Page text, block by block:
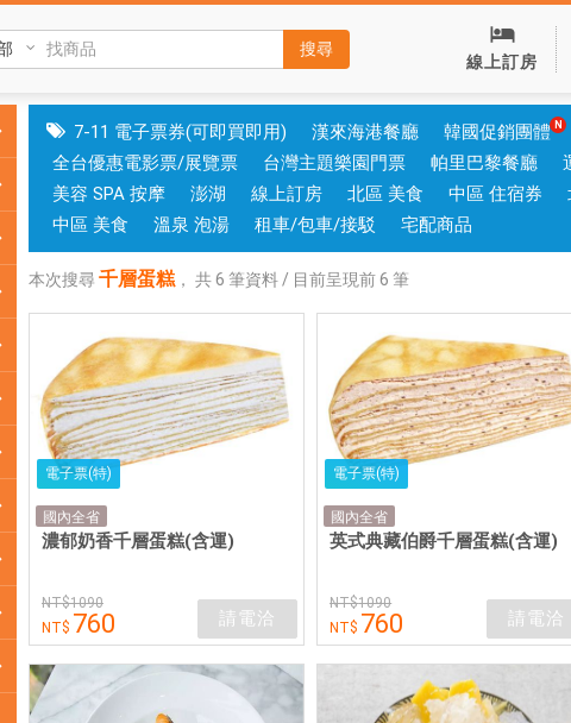
搜尋
線上訂房
7-11 電子票券(可即買即用) 漢來海港餐廳 韓國促銷團體
全台優惠電影票/展覽票
台灣主題樂園門票 帕里巴黎餐廳
美容 SPA 按摩
澎湖 線上訂房 北區 美食 中區 住宿券
中區 美食
溫泉 泡湯 租車/包車/接駁 宅配商品
本次搜尋 千層蛋糕 ， 共6 筆資料 / 目前呈現前6 筆
電子票(特)
國內全省
濃郁奶香千層蛋糕(含運)
1090
760 請電洽
電子票(特)
國內全省
英式典藏伯爵千層蛋糕(含運)
1090
760 請電洽